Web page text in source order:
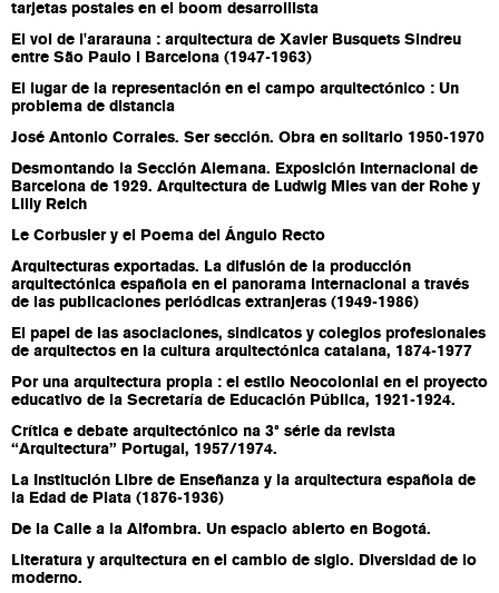
tarjetas postales en el boom desarrollista
El vol de l'ararauna : arquitectura de Xavier Busquets Sindreu
entre São Paulo i Barcelona (1947-1963)
El lugar de la representación en el campo arquitectónico : Un
problema de distancia
José Antonio Corrales. Ser sección. Obra en solitario 1950-1970
Desmontando la Sección Alemana. Exposición Internacional de
Barcelona de 1929. Arquitectura de Ludwig Mies van der Rohe y
Lilly Reich
Le Corbusier y el Poema del Ángulo Recto
Arquitecturas exportadas. La difusión de la producción
arquitectónica española en el panorama internacional a través
de las publicaciones periódicas extranjeras (1949-1986)
El papel de las asociaciones, sindicatos y colegios profesionales
de arquitectos en la cultura arquitectónica catalana, 1874-1977
Por una arquitectura propia : el estilo Neocolonial en el proyecto
educativo de la Secretaría de Educación Pública, 1921-1924.
Crítica e debate arquitectónico na 3ª série da revista
“Arquitectura” Portugal, 1957/1974.
La Institución Libre de Enseñanza y la arquitectura española de
la Edad de Plata (1876-1936)
De la Calle a la Alfombra. Un espacio abierto en Bogotá.
Literatura y arquitectura en el cambio de siglo. Diversidad de lo
moderno.